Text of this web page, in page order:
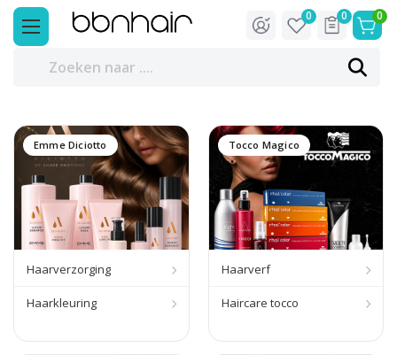
0
0
0
Emme Diciotto
Haarverzorging
Haarkleuring
Tocco Magico
Haarverf
Haircare tocco